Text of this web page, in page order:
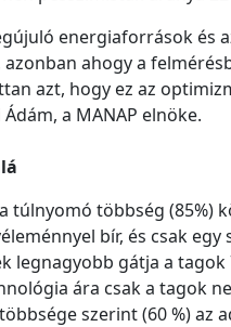
energiaforrások és
ahogy a
azt, hogy ez az
a MANAP elnöke.
túlnyomó többség (85%)
bír, és csak egy
legnagyobb gátja a
ára csak a tagok
szerint (60 %) az